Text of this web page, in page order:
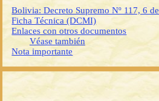
Bolivia: Decreto Supremo Nº 117, 6
Ficha Técnica (DCMI)
Enlaces con otros documentos
Véase también
Nota importante